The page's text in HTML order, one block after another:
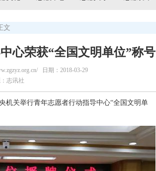
文
心荣获“全国文明单位”称号
日期：2018-03-29
志讯社
关举行青年志愿者行动指导中心“全国文明单